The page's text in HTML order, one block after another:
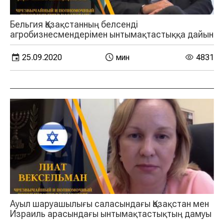
Бельгия Қазақстанның белсенді
агробизнесмендерімен ынтымақтастыққа дайын
25.09.2020 мин 4831
Ауыл шаруашылығы саласындағы Қазақстан мен
Израиль арасындағы ынтымақтастықтың дамуы